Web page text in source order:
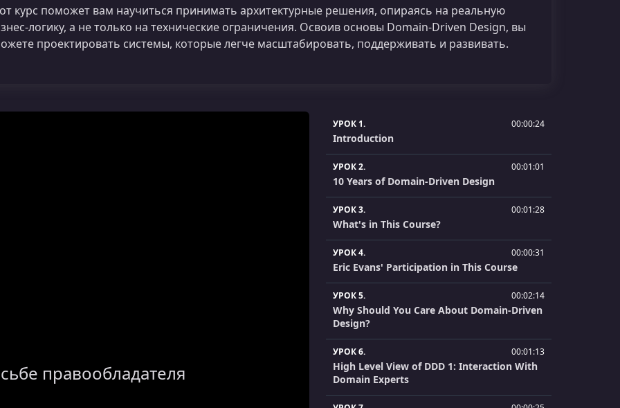
курс поможет вам научиться принимать архитектурные решения, опираясь на реальную
а не только на технические ограничения. Освоив основы Domain-Driven Design, вы
проектировать системы, которые легче масштабировать, поддерживать и развивать.
правообладателя
УРОК 1. 00:00:24
Introduction
УРОК 2. 00:01:01
10 Years of Domain-Driven Design
УРОК 3. 00:01:28
What's in This Course?
УРОК 4. 00:00:31
Eric Evans' Participation in This Course
УРОК 5. 00:02:14
Why Should You Care About Domain-Driven
Design?
УРОК 6. 00:01:13
High Level View of DDD 1: Interaction With
Domain Experts